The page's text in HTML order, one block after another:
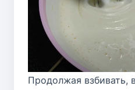
Продолжая взбивать,